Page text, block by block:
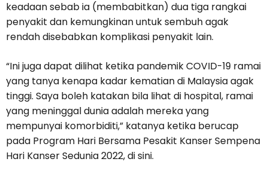
keadaan sebab ia (membabitkan) dua tiga rangkai
penyakit dan kemungkinan untuk sembuh agak
rendah disebabkan komplikasi penyakit lain.
“Ini juga dapat dilihat ketika pandemik COVID-19 ramai
yang tanya kenapa kadar kematian di Malaysia agak
tinggi. Saya boleh katakan bila lihat di hospital, ramai
yang meninggal dunia adalah mereka yang
mempunyai komorbiditi,” katanya ketika berucap
pada Program Hari Bersama Pesakit Kanser Sempena
Hari Kanser Sedunia 2022, di sini.